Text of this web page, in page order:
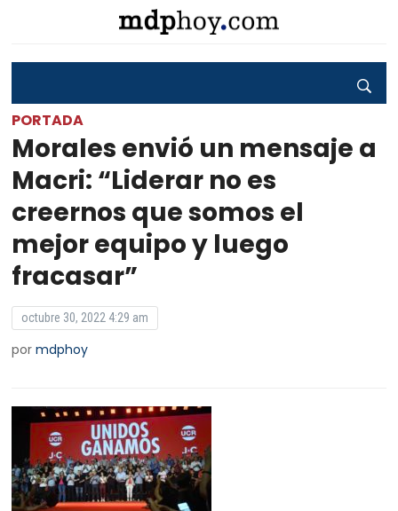
PORTADA
Morales envió un mensaje a
Macri: “Liderar no es
creernos que somos el
mejor equipo y luego
fracasar”
octubre 30, 2022 4:29 am
pormdphoy